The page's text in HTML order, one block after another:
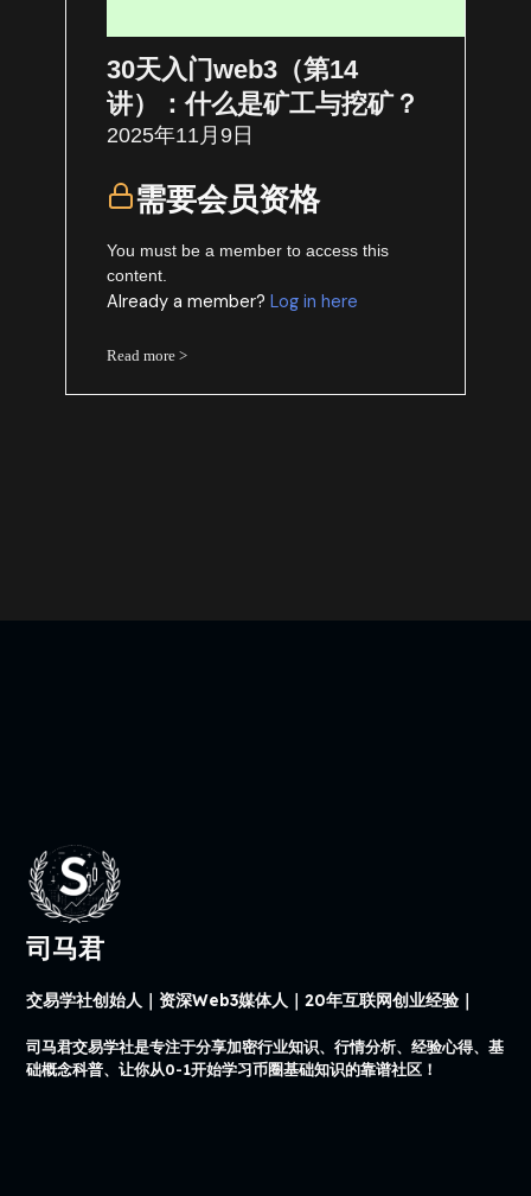
30天入门web3（第14
讲）：什么是矿工与挖矿？
2025年11月9日
需要会员资格
You must be a member to access this
content.
Already a member?Log in here
Read more >
司马君
交易学社创始人｜资深Web3媒体人｜20年互联网创业经验｜
司马君交易学社是专注于分享加密行业知识、行情分析、经验心得、基
础概念科普、让你从0-1开始学习币圈基础知识的靠谱社区！